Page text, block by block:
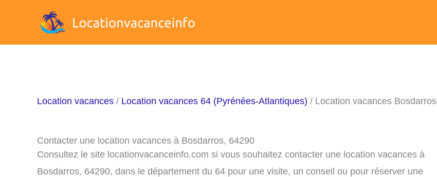
Location vacances / Location vacances 64 (Pyrénées-Atlantiques) / Location vacances Bosdarros
Contacter une location vacances à Bosdarros, 64290
Consultez le site locationvacanceinfo.com si vous souhaitez contacter une location vacances à
Bosdarros, 64290, dans le département du 64 pour une visite, un conseil ou pour réserver une